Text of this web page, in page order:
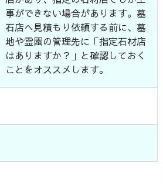
事ができない場合があります。墓
石店へ見積もり依頼する前に、墓
地や霊園の管理先に「指定石材店
はありますか？」と確認しておく
ことをオススメします。